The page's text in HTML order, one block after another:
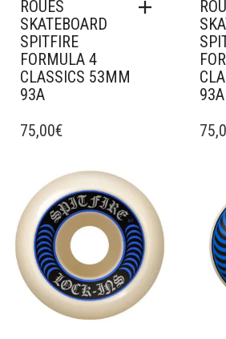
ROUES
SKATEBOARD
SPITFIRE
FORMULA 4
CLASSICS 53MM
93A
75,00€
Ajouter à mes favoris